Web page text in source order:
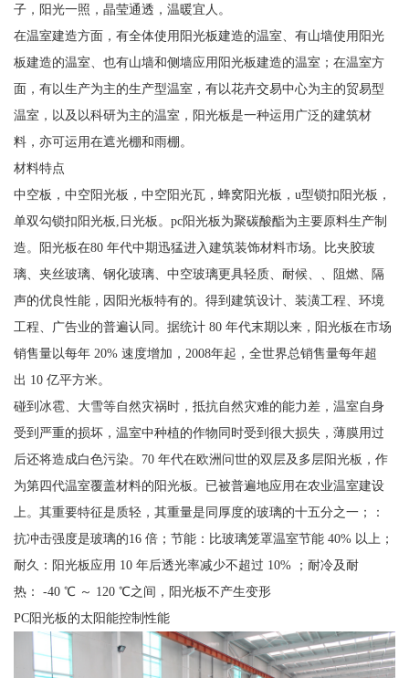
子，阳光一照，晶莹通透，温暖宜人。
在温室建造方面，有全体使用阳光板建造的温室、有山墙使用阳光
板建造的温室、也有山墙和侧墙应用阳光板建造的温室；在温室方
面，有以生产为主的生产型温室，有以花卉交易中心为主的贸易型
温室，以及以科研为主的温室，阳光板是一种运用广泛的建筑材
料，亦可运用在遮光棚和雨棚。
材料特点
中空板，中空阳光板，中空阳光瓦，蜂窝阳光板，u型锁扣阳光板，
单双勾锁扣阳光板,日光板。pc阳光板为聚碳酸酯为主要原料生产制
造。阳光板在80 年代中期迅猛进入建筑装饰材料市场。比夹胶玻
璃、夹丝玻璃、钢化玻璃、中空玻璃更具轻质、耐候、、阻燃、隔
声的优良性能，因阳光板特有的。得到建筑设计、装潢工程、环境
工程、广告业的普遍认同。据统计 80 年代末期以来，阳光板在市场
销售量以每年 20% 速度增加，2008年起，全世界总销售量每年超
出 10 亿平方米。
碰到冰雹、大雪等自然灾祸时，抵抗自然灾难的能力差，温室自身
受到严重的损坏，温室中种植的作物同时受到很大损失，薄膜用过
后还将造成白色污染。70 年代在欧洲问世的双层及多层阳光板，作
为第四代温室覆盖材料的阳光板。已被普遍地应用在农业温室建设
上。其重要特征是质轻，其重量是同厚度的玻璃的十五分之一；：
抗冲击强度是玻璃的16 倍；节能：比玻璃笼罩温室节能 40% 以上；
耐久：阳光板应用 10 年后透光率减少不超过 10% ；耐冷及耐
热： -40 ℃ ～ 120 ℃之间，阳光板不产生变形
PC阳光板的太阳能控制性能